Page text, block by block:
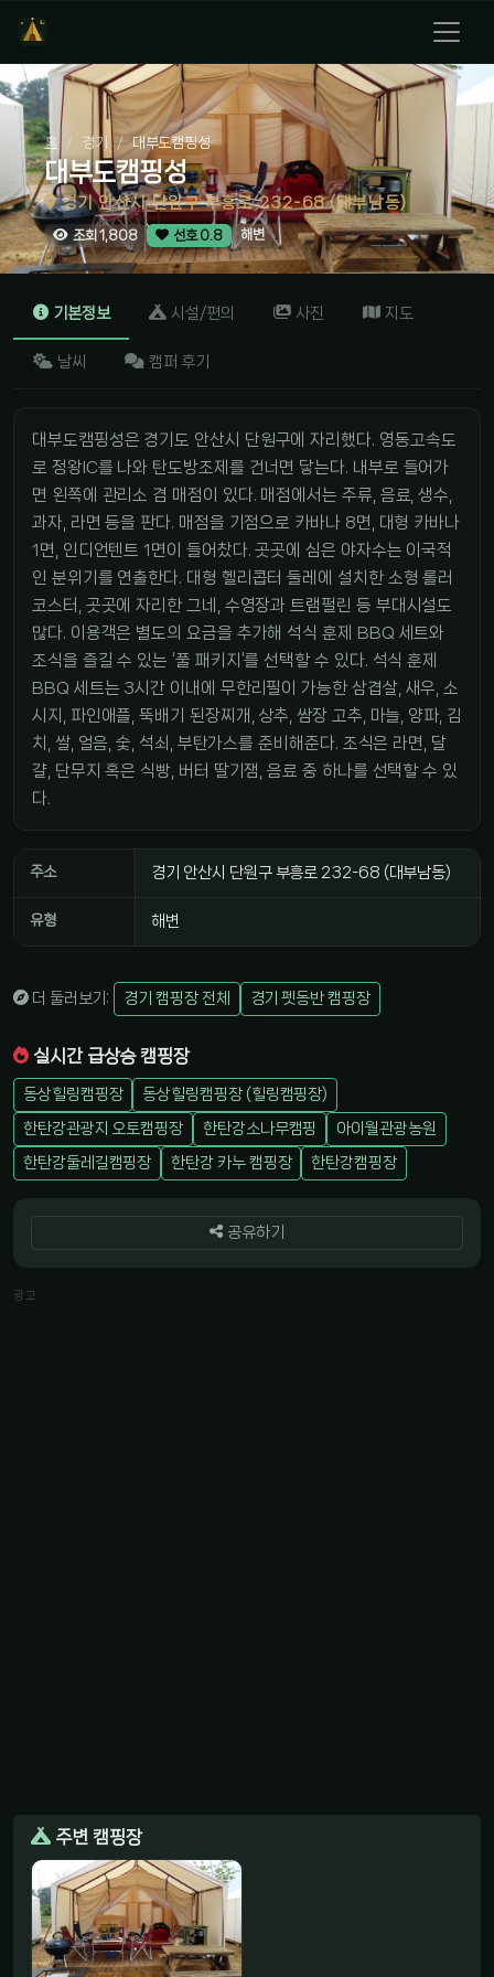
홈 경기 대부도캠핑성
대부도캠핑성
경기 안산시 단원구 부흥로 232-68 (대부남동)
조회 1,808 선호 0.8 해변
기본정보 시설/편의 사진 지도
날씨 캠퍼 후기
대부도캠핑성은 경기도 안산시 단원구에 자리했다. 영동고속도
로 정왕IC를 나와 탄도방조제를 건너면 닿는다. 내부로 들어가
면 왼쪽에 관리소 겸 매점이 있다. 매점에서는 주류, 음료, 생수,
과자, 라면 등을 판다. 매점을 기점으로 카바나 8면, 대형 카바나
1면, 인디언텐트 1면이 들어찼다. 곳곳에 심은 야자수는 이국적
인 분위기를 연출한다. 대형 헬리콥터 둘레에 설치한 소형 롤러
코스터, 곳곳에 자리한 그네, 수영장과 트램펄린 등 부대시설도
많다. 이용객은 별도의 요금을 추가해 석식 훈제 BBQ 세트와
조식을 즐길 수 있는 ‘풀 패키지’를 선택할 수 있다. 석식 훈제
BBQ 세트는 3시간 이내에 무한리필이 가능한 삼겹살, 새우, 소
시지, 파인애플, 뚝배기 된장찌개, 상추, 쌈장 고추, 마늘, 양파, 김
치, 쌀, 얼음, 숯, 석쇠, 부탄가스를 준비해준다. 조식은 라면, 달
걀, 단무지 혹은 식빵, 버터 딸기잼, 음료 중 하나를 선택할 수 있
다.
주소 경기 안산시 단원구 부흥로 232-68 (대부남동)
유형 해변
더 둘러보기: 경기 캠핑장 전체 경기 펫동반 캠핑장
실시간 급상승 캠핑장
동상힐링캠핑장
동상힐링캠핑장 (힐링캠핑장)
한탄강관광지 오토캠핑장
한탄강소나무캠핑
아이월관광농원
한탄강둘레길캠핑장
한탄강 카누 캠핑장 한탄강캠핑장
공유하기
광고
주변 캠핑장